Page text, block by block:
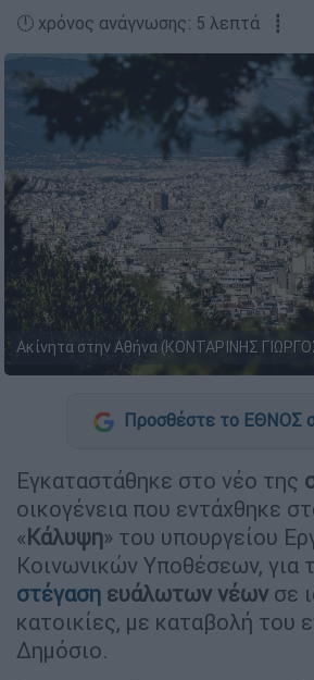
🕛 χρόνος ανάγνωσης: 5 λεπτά ┋
Ακίνητα στην Αθήνα (ΚΟΝΤΑΡΙΝΗΣ
Προσθέστε το ΕΘΝΟΣ
Εγκαταστάθηκε στο νέο της
οικογένεια που εντάχθηκε
«Κάλυψη» του υπουργείου
Κοινωνικών Υποθέσεων, για
στέγαση ευάλωτων νέων σε
κατοικίες, με καταβολή του
Δημόσιο.